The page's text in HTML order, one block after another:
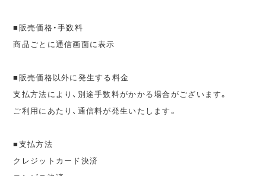
■販売価格・手数料
商品ごとに通信画面に表示
■販売価格以外に発生する料金
支払方法により、別途手数料がかかる場合がございます。
ご利用にあたり、通信料が発生いたします。
■支払方法
クレジットカード決済